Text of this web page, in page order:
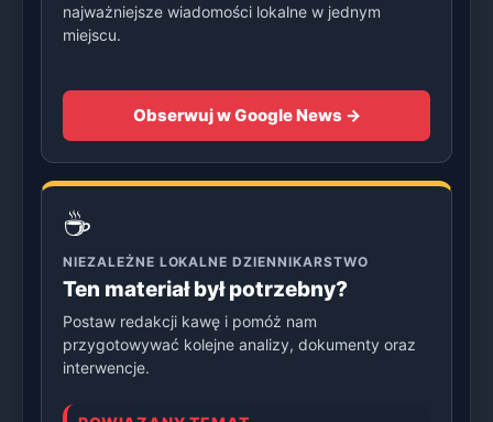
najważniejsze wiadomości lokalne w jednym
miejscu.
Obserwuj w Google News →
☕
NIEZALEŻNE LOKALNE DZIENNIKARSTWO
Ten materiał był potrzebny?
Postaw redakcji kawę i pomóż nam
przygotowywać kolejne analizy, dokumenty oraz
interwencje.